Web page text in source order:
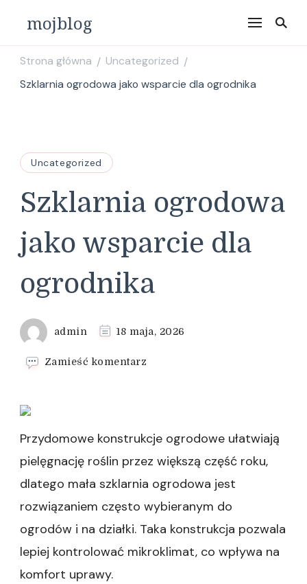
mojblog
Strona główna / Uncategorized /
Szklarnia ogrodowa jako wsparcie dla ogrodnika
Uncategorized
Szklarnia ogrodowa
jako wsparcie dla
ogrodnika
admin 18 maja, 2026
Zamieść komentarz
wsparcie
dla
ogrodnika
Przydomowe konstrukcje ogrodowe ułatwiają
pielęgnację roślin przez większą część roku,
dlatego mała szklarnia ogrodowa jest
rozwiązaniem często wybieranym do
ogrodów i na działki. Taka konstrukcja pozwala
lepiej kontrolować mikroklimat, co wpływa na
komfort uprawy.